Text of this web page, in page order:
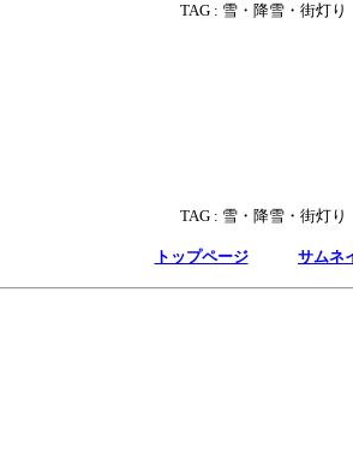
TAG : 雪・降雪・街灯
TAG : 雪・降雪・街灯
トップページ サムネ